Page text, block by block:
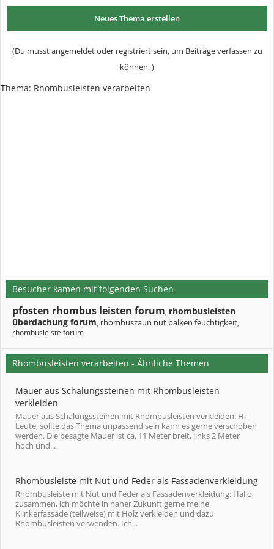
Neues Thema erstellen
(Du musst angemeldet oder registriert sein, um Beiträge verfassen zu
können. )
Thema: Rhombusleisten verarbeiten
Besucher kamen mit folgenden Suchen
pfosten rhombus leisten forum, rhombusleisten
überdachung forum, rhombuszaun nut balken feuchtigkeit,
rhombusleiste forum
Rhombusleisten verarbeiten - Ähnliche Themen
Mauer aus Schalungssteinen mit Rhombusleisten
verkleiden
Mauer aus Schalungssteinen mit Rhombusleisten verkleiden: Hi
Leute, sollte das Thema unpassend sein kann es gerne verschoben
werden. Die besagte Mauer ist ca. 11 Meter breit, links 2 Meter
hoch und...
Rhombusleiste mit Nut und Feder als Fassadenverkleidung
Rhombusleiste mit Nut und Feder als Fassadenverkleidung: Hallo
zusammen, ich möchte in naher Zukunft gerne meine
Klinkerfassade (teilweise) mit Holz verkleiden und dazu
Rhombusleisten verwenden. Ich...